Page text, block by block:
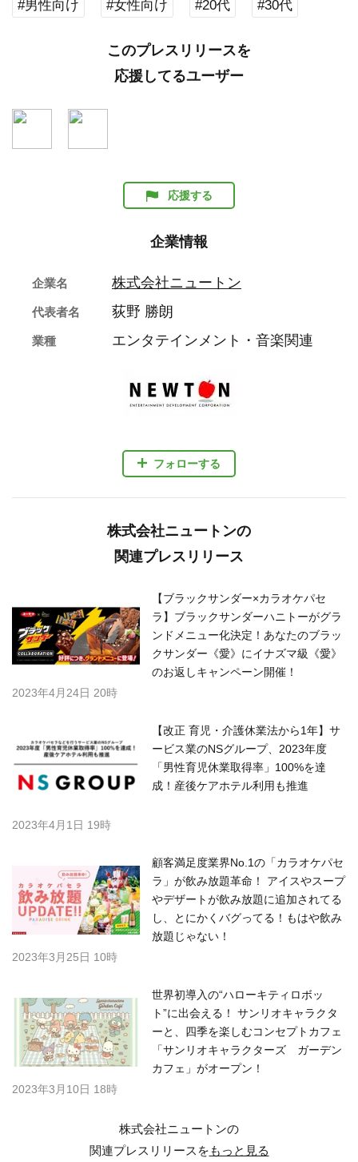
#男性向け #女性向け #20代 #30代
このプレスリリースを
応援してるユーザー
応援する
企業情報
フォローする
企業名 株式会社ニュートン
代表者名 荻野 勝朗
業種 エンタテインメント・音楽関連
株式会社ニュートンの
関連プレスリリース
【ブラックサンダー×カラオケパセ
ラ】ブラックサンダーハニトーがグラ
ンドメニュー化決定！あなたのブラッ
クサンダー《愛》にイナズマ級《愛》
のお返しキャンペーン開催！
2023年4月24日 20時
【改正 育児・介護休業法から1年】サ
ービス業のNSグループ、2023年度
「男性育児休業取得率」100%を達
成！産後ケアホテル利用も推進
2023年4月1日 19時
顧客満足度業界No.1の「カラオケパセ
ラ」が飲み放題革命！ アイスやスープ
やデザートが飲み放題に追加されてる
し、とにかくバグってる！もはや飲み
放題じゃない！
2023年3月25日 10時
世界初導入の“ハローキティロボッ
ト”に出会える！ サンリオキャラクタ
ーと、四季を楽しむコンセプトカフェ
「サンリオキャラクターズ ガーデン
カフェ」がオープン！
2023年3月10日 18時
株式会社ニュートンの
関連プレスリリースをもっと見る